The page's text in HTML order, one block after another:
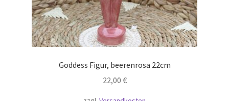
Goddess Figur, beerenrosa 22cm
22,00 €